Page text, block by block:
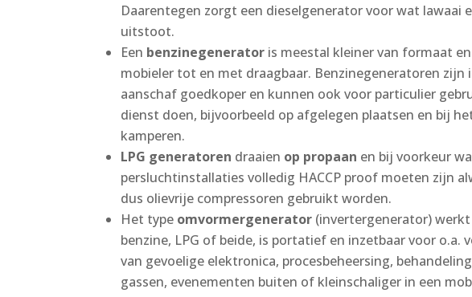
Daarentegen zorgt een dieselgenerator voor wat lawaai
uitstoot.
Een benzinegenerator is meestal kleiner van formaat en
mobieler tot en met draagbaar. Benzinegeneratoren zijn
aanschaf goedkoper en kunnen ook voor particulier
dienst doen, bijvoorbeeld op afgelegen plaatsen en bij
kamperen.
LPG generatoren draaien op propaan en bij voorkeur
persluchtinstallaties volledig HACCP proof moeten zijn
dus olievrije compressoren gebruikt worden.
Het type omvormergenerator (invertergenerator)
benzine, LPG of beide, is portatief en inzetbaar voor o.a.
van gevoelige elektronica, procesbeheersing,
gassen, evenementen buiten of kleinschaliger in een